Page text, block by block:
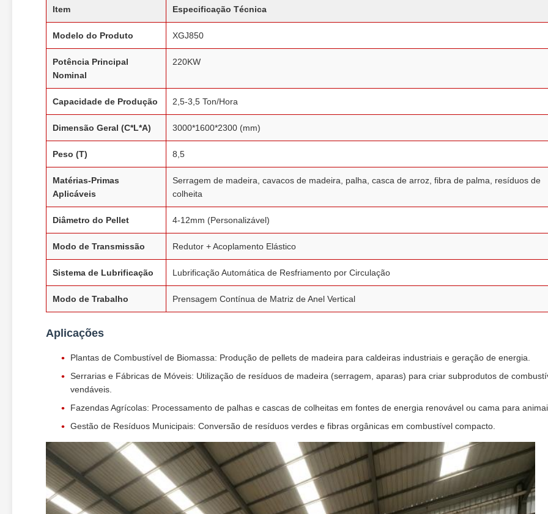
Item Especificação Técnica
Modelo do Produto XGJ850
Potência Principal
Nominal
220KW
Capacidade de Produção 2,5-3,5 Ton/Hora
Dimensão Geral (C*L*A) 3000*1600*2300 (mm)
Peso (T) 8,5
Matérias-Primas
Aplicáveis
Serragem de madeira, cavacos de madeira, palha, casca de arroz, fibra de palma, resíduos de
colheita
Diâmetro do Pellet 4-12mm (Personalizável)
Modo de Transmissão Redutor + Acoplamento Elástico
Sistema de Lubrificação Lubrificação Automática de Resfriamento por Circulação
Modo de Trabalho Prensagem Contínua de Matriz de Anel Vertical
Aplicações
Plantas de Combustível de Biomassa: Produção de pellets de madeira para caldeiras industriais e geração de energia.
Serrarias e Fábricas de Móveis: Utilização de resíduos de madeira (serragem, aparas) para criar subprodutos de
vendáveis.
Fazendas Agrícolas: Processamento de palhas e cascas de colheitas em fontes de energia renovável ou cama para
Gestão de Resíduos Municipais: Conversão de resíduos verdes e fibras orgânicas em combustível compacto.